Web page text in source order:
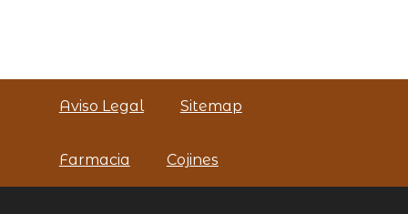
Aviso Legal Sitemap
Farmacia Cojines